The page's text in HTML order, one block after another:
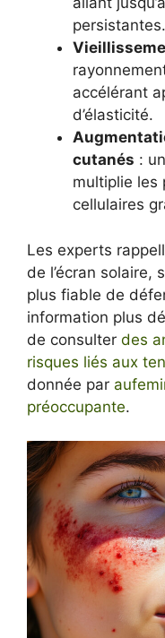
persistantes.
accélérant
d’élasticité.
cutanés :
multiplie les
cellulaires
Les experts
de l’écran solaire,
plus fiable de
information plus
de consulter des
risques liés aux
donnée par
préoccupante.